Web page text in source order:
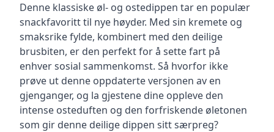
Denne klassiske øl- og ostedippen tar en populær
snackfavoritt til nye høyder. Med sin kremete og
smaksrike fylde, kombinert med den deilige
brusbiten, er den perfekt for å sette fart på
enhver sosial sammenkomst. Så hvorfor ikke
prøve ut denne oppdaterte versjonen av en
gjenganger, og la gjestene dine oppleve den
intense osteduften og den forfriskende øletonen
som gir denne deilige dippen sitt særpreg?